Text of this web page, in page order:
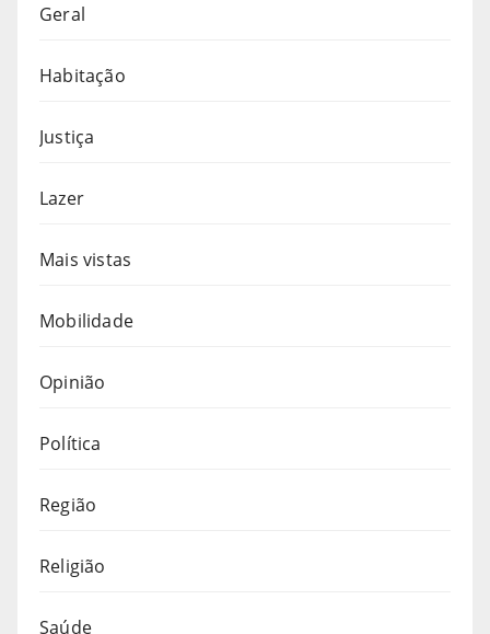
Geral
Habitação
Justiça
Lazer
Mais vistas
Mobilidade
Opinião
Política
Região
Religião
Saúde